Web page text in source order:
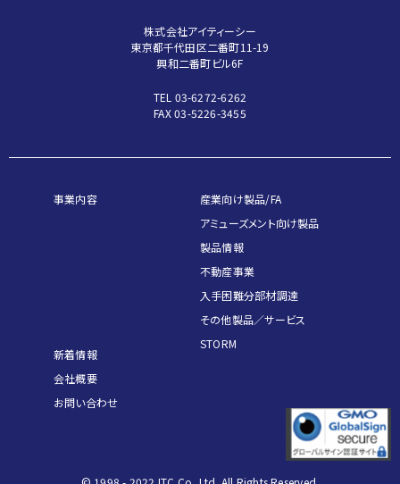
株式会社アイティーシー
東京都千代田区二番町11-19
興和二番町ビル6F
TEL 03-6272-6262
FAX 03-5226-3455
事業内容
産業向け製品/FA
アミューズメント向け製品
製品情報
不動産事業
入手困難分部材調達
その他製品／サービス
STORM
新着情報
会社概要
お問い合わせ